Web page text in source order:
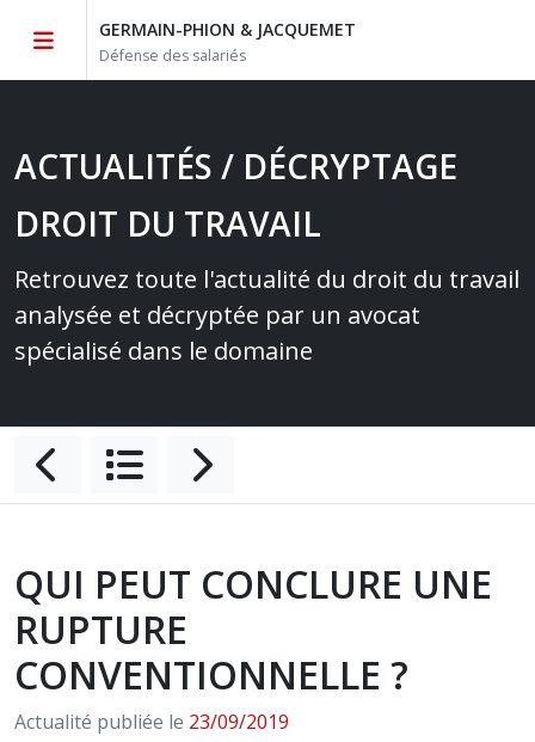
GERMAIN-PHION & JACQUEMET
Défense des salariés
ACTUALITÉS / DÉCRYPTAGE
DROIT DU TRAVAIL
Retrouvez toute l'actualité du droit du travail
analysée et décryptée par un avocat
spécialisé dans le domaine
QUI PEUT CONCLURE UNE
RUPTURE
CONVENTIONNELLE ?
Actualité publiée le 23/09/2019